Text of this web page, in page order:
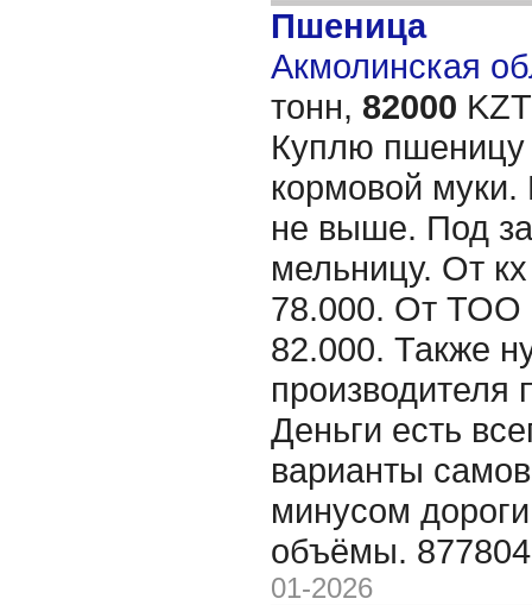
Пшеница
Акмолинская
тонн, 82000
Куплю пшеницу
кормовой
не выше. Под
мельницу. От
78.000. От ТОО
82.000. Также
производителя
Деньги есть
варианты
минусом
объёмы.
01-2026